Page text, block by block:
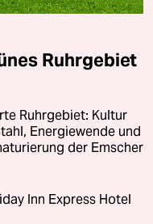
Ruhrgebiet
Ruhrgebiet: Kultur
Energiewende und
der Emscher
Inn Express Hotel